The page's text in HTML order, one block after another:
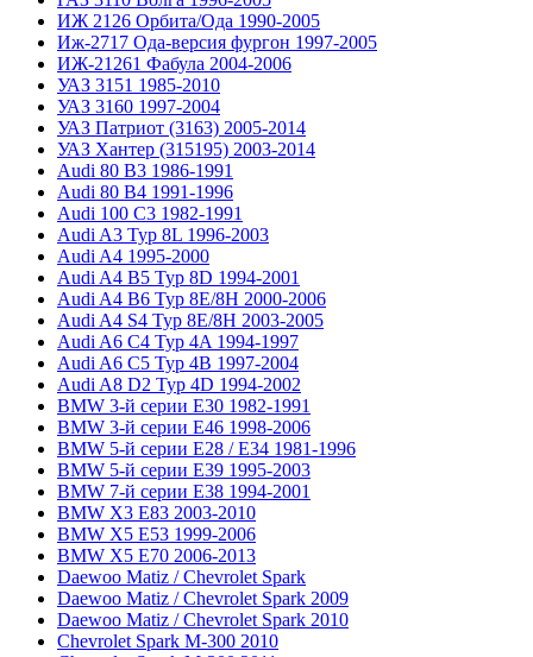
ИЖ 2126 Орбита/Ода 1990-2005
Иж-2717 Ода-версия фургон 1997-2005
ИЖ-21261 Фабула 2004-2006
УАЗ 3151 1985-2010
УАЗ 3160 1997-2004
УАЗ Патриот (3163) 2005-2014
УАЗ Хантер (315195) 2003-2014
Audi 80 B3 1986-1991
Audi 80 B4 1991-1996
Audi 100 C3 1982-1991
Audi A3 Typ 8L 1996-2003
Audi A4 1995-2000
Audi A4 B5 Typ 8D 1994-2001
Audi A4 B6 Typ 8E/8H 2000-2006
Audi A4 S4 Typ 8E/8H 2003-2005
Audi A6 C4 Typ 4A 1994-1997
Audi A6 C5 Typ 4B 1997-2004
Audi A8 D2 Typ 4D 1994-2002
BMW 3-й серии E30 1982-1991
BMW 3-й серии E46 1998-2006
BMW 5-й серии E28 / E34 1981-1996
BMW 5-й серии E39 1995-2003
BMW 7-й серии E38 1994-2001
BMW X3 E83 2003-2010
BMW X5 E53 1999-2006
BMW X5 E70 2006-2013
Daewoo Matiz / Chevrolet Spark
Daewoo Matiz / Chevrolet Spark 2009
Daewoo Matiz / Chevrolet Spark 2010
Chevrolet Spark M-300 2010